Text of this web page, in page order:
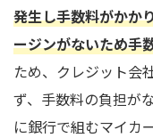
発生し手数料がかか
ージンがないため手
ため、クレジット会
ず、手数料の負担が
に銀行で組むマイカ